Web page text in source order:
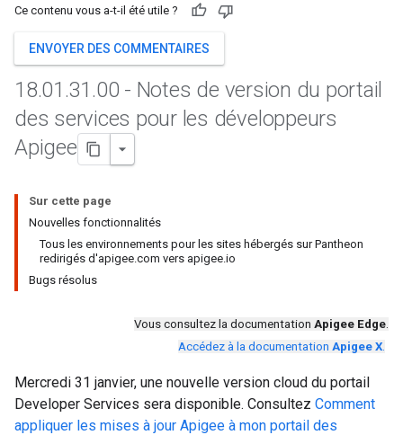
Ce contenu vous a-t-il été utile ?
ENVOYER DES COMMENTAIRES
18.01 .31 .00 - Notes de version du portail
des services pour les développeurs
Apigee
Sur cette page
Nouvelles fonctionnalités
Tous les environnements pour les sites hébergés sur Pantheon
redirigés d'apigee.com vers apigee.io
Bugs résolus
Vous consultez la documentation Apigee Edge.
Accédez à la documentation Apigee X.
Mercredi 31 janvier, une nouvelle version cloud du portail
Developer Services sera disponible. Consultez Comment
appliquer les mises à jour Apigee à mon portail des